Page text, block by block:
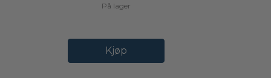
På lager
Kjøp